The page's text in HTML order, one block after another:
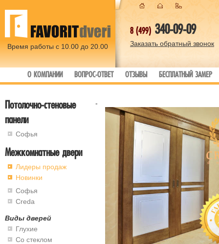
Время работы с 10.00 до 20.00
8 (499) 340-09-09
Заказать обратный звонок
О КОМПАНИИ ВОПРОС-ОТВЕТ ОТЗЫВЫ БЕСПЛАТНЫЙ ЗАМЕР
-
Потолочно-стеновые
панели
Софья
Межкомнатные двери
Лидеры продаж
Новинки
Софья
Creda
Виды дверей
Глухие
Со стеклом